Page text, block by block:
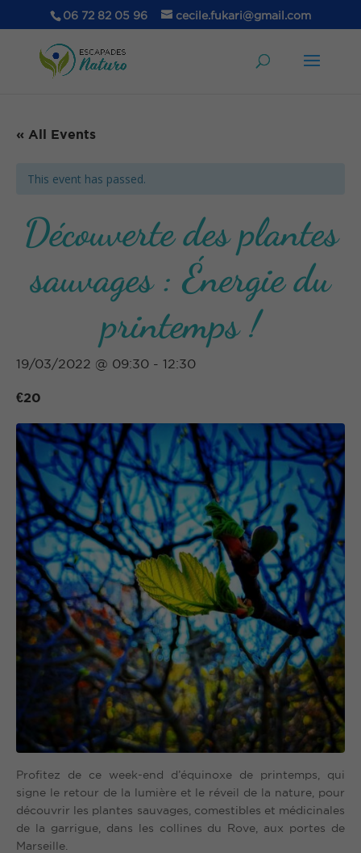
06 72 82 05 96 cecile.fukari@gmail.com
« All Events
This event has passed.
Découverte des plantes
sauvages : Énergie du
printemps !
19/03/2022 @ 09:30 - 12:30
€20
Profitez de ce week-end d’équinoxe de printemps, qui
signe le retour de la lumière et le réveil de la nature, pour
découvrir les plantes sauvages, comestibles et médicinales
de la garrigue, dans les collines du Rove, aux portes de
Marseille.